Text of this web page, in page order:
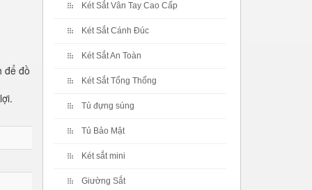
để đồ
Két Sắt Vân Tay Cao Cấp
Két Sắt Cánh Đúc
Két Sắt An Toàn
Két Sắt Tổng Thống
Tủ đựng súng
Tủ Bảo Mật
Két sắt mini
Giường Sắt